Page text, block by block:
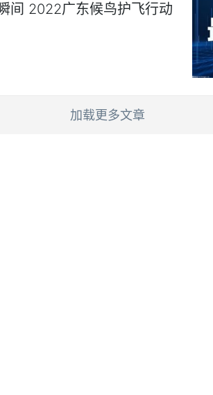
间 2022广东候鸟护飞行动
加载更多文章